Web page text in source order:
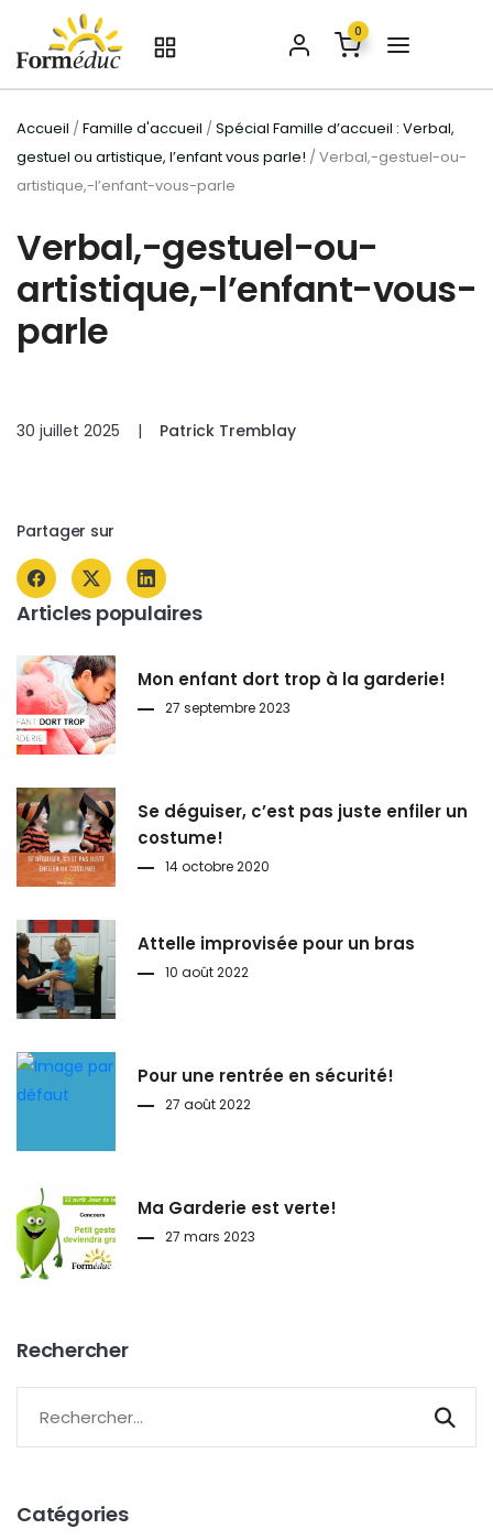
0
Accueil /Famille d'accueil /Spécial Famille d’accueil : Verbal,
gestuel ou artistique, l’enfant vous parle! / Verbal,-gestuel-ou-
artistique,-l’enfant-vous-parle
Verbal,-gestuel-ou-
artistique,-l’enfant-vous-
parle
30 juillet 2025 | Patrick Tremblay
Partager sur
Articles populaires
Mon enfant dort trop à la garderie!
27 septembre 2023
Se déguiser, c’est pas juste enfiler un
costume!
14 octobre 2020
Attelle improvisée pour un bras
10 août 2022
Pour une rentrée en sécurité!
27 août 2022
Ma Garderie est verte!
27 mars 2023
Rechercher
Catégories